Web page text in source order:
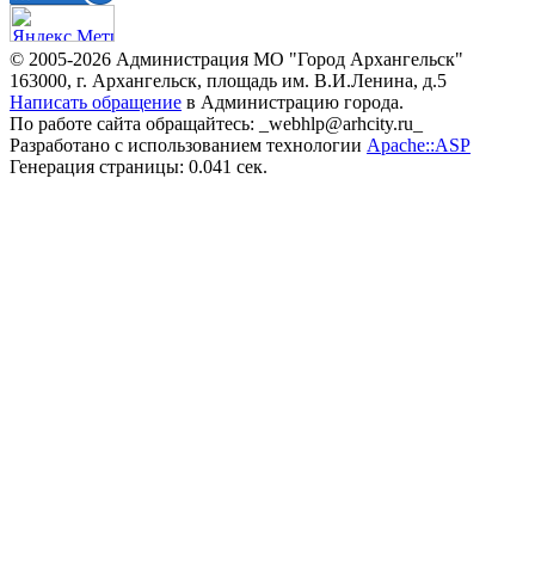
© 2005-2026 Администрация МО "Город Архангельск"
163000, г. Архангельск, площадь им. В.И.Ленина, д.5
Написать обращение в Администрацию города.
По работе сайта обращайтесь: _webhlp@arhcity.ru_
Разработано с использованием технологии Apache::ASP
Генерация страницы: 0.041 сек.